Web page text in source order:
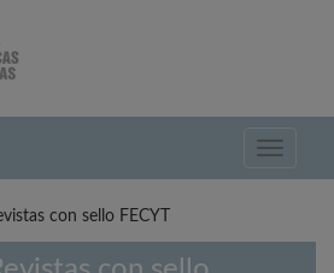
Toggle
con sello FECYT